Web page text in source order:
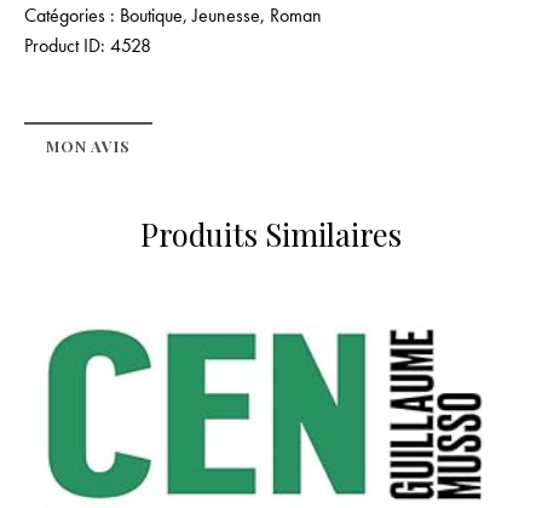
Catégories : Boutique,Jeunesse, Roman
Product ID: 4528
MON AVIS
Produits Similaires